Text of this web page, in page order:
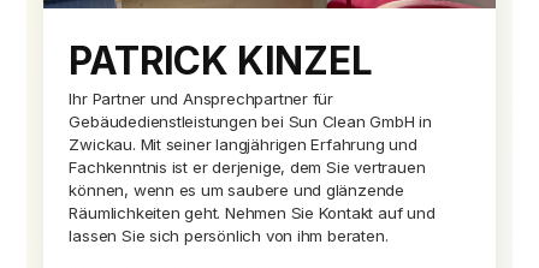
PATRICK KINZEL
Ihr Partner und Ansprechpartner für
Gebäudedienstleistungen bei Sun Clean GmbH in
Zwickau. Mit seiner langjährigen Erfahrung und
Fachkenntnis ist er derjenige, dem Sie vertrauen
können, wenn es um saubere und glänzende
Räumlichkeiten geht. Nehmen Sie Kontakt auf und
lassen Sie sich persönlich von ihm beraten.